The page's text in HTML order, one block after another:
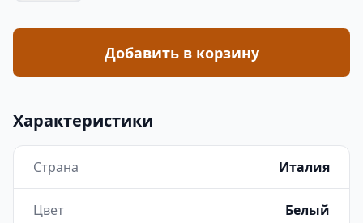
Добавить в корзину
Характеристики
Страна Италия
Цвет Белый